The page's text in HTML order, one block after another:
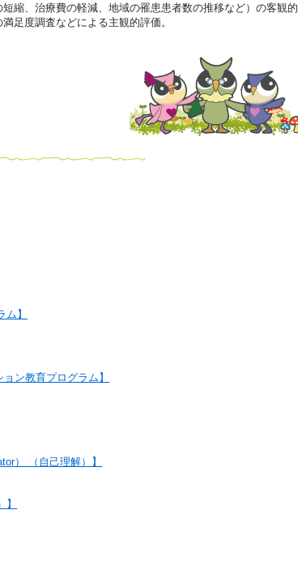
縮、治療費の軽減、地域の罹患患者数の推移など）の客観的
足度調査などによる主観的評価。
】
ン教育プログラム】
） （自己理解）】